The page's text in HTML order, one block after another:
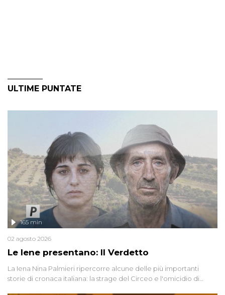
ULTIME PUNTATE
Le Iene presentano: Il Verdetto
165 min
02 agosto 2026
La Iena Nina Palmieri ripercorre alcune delle più importanti
storie di cronaca italiana: la strage del Circeo e l'omicidio di